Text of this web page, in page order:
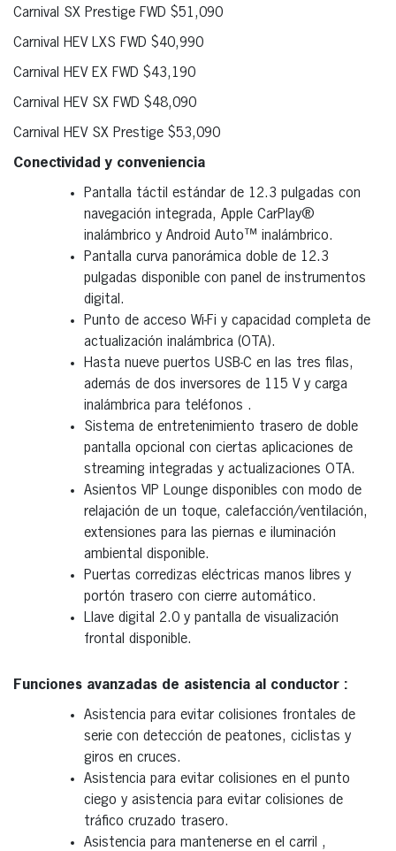
Carnival SX Prestige FWD $51,090
Carnival HEV LXS FWD $40,990
Carnival HEV EX FWD $43,190
Carnival HEV SX FWD $48,090
Carnival HEV SX Prestige $53,090
Conectividad y conveniencia
Pantalla táctil estándar de 12.3 pulgadas con
navegación integrada, Apple CarPlay®
inalámbrico y Android Auto™ inalámbrico.
Pantalla curva panorámica doble de 12.3
pulgadas disponible con panel de instrumentos
digital.
Punto de acceso Wi-Fi y capacidad completa de
actualización inalámbrica (OTA).
Hasta nueve puertos USB-C en las tres filas,
además de dos inversores de 115 V y carga
inalámbrica para teléfonos .
Sistema de entretenimiento trasero de doble
pantalla opcional con ciertas aplicaciones de
streaming integradas y actualizaciones OTA.
Asientos VIP Lounge disponibles con modo de
relajación de un toque, calefacción/ventilación,
extensiones para las piernas e iluminación
ambiental disponible.
Puertas corredizas eléctricas manos libres y
portón trasero con cierre automático.
Llave digital 2.0 y pantalla de visualización
frontal disponible.
Funciones avanzadas de asistencia al conductor :
Asistencia para evitar colisiones frontales de
serie con detección de peatones, ciclistas y
giros en cruces.
Asistencia para evitar colisiones en el punto
ciego y asistencia para evitar colisiones de
tráfico cruzado trasero.
Asistencia para mantenerse en el carril ,